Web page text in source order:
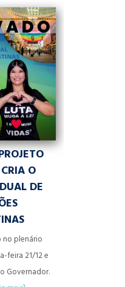
O
DE
plenário
feira 21/12 e
Governador.